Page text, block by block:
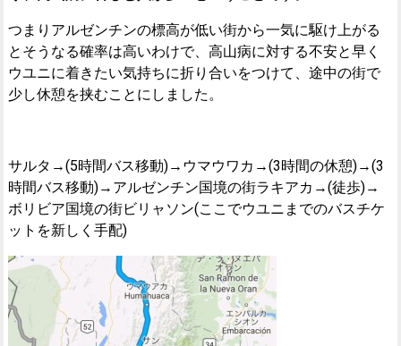
つまりアルゼンチンの標高が低い街から一気に駆け上がる
とそうなる確率は高いわけで、高山病に対する不安と早く
ウユニに着きたい気持ちに折り合いをつけて、途中の街で
少し休憩を挟むことにしました。
サルタ→(5時間バス移動)→ウマウワカ→(3時間の休憩)→(3
時間バス移動)→アルゼンチン国境の街ラキアカ→(徒歩)→
ボリビア国境の街ビリャソン(ここでウユニまでのバスチケ
ットを新しく手配)